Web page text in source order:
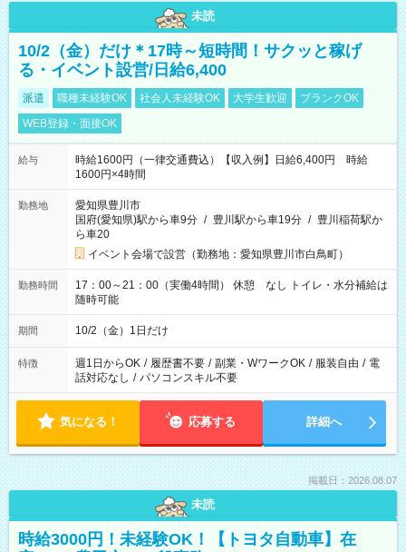
未読
10/2（金）だけ＊17時～短時間！サクッと稼げ
る・イベント設営/日給6,400
派遣 職種未経験OK 社会人未経験OK 大学生歓迎
ブランクOK
WEB登録・面接OK
給与
時給1600円（一律交通費込）【収入例】日給6,400円 時給
1600円×4時間
勤務地
愛知県豊川市
国府(愛知県)駅から車9分 / 豊川駅から車19分 / 豊川稲荷駅か
ら車20
イベント会場で設営（勤務地：愛知県豊川市白鳥町）
勤務時間
17：00～21：00（実働4時間） 休憩 なし トイレ・水分補給は
随時可能
期間 10/2（金）1日だけ
特徴 週1日からOK / 履歴書不要 / 副業・WワークOK / 服装自由 / 電
話対応なし / パソコンスキル不要
気になる！ 応募する 詳細へ
掲載日：2026.08.07
未読
時給3000円！未経験OK！【トヨタ自動車】在